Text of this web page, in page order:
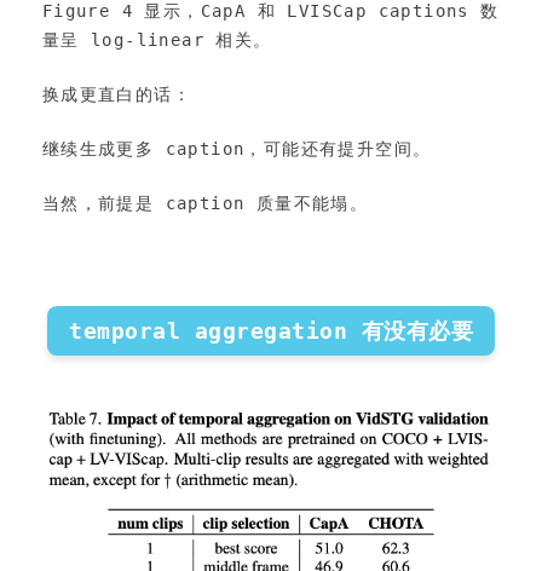
Figure 4 显示，CapA 和 LVISCap captions 数
量呈 log-linear 相关。
换成更直白的话：
继续生成更多 caption，可能还有提升空间。
当然，前提是 caption 质量不能塌。
temporal aggregation 有没有必要